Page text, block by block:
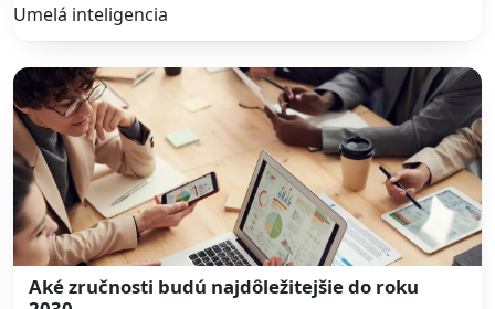
Umelá inteligencia
Aké zručnosti budú najdôležitejšie do roku